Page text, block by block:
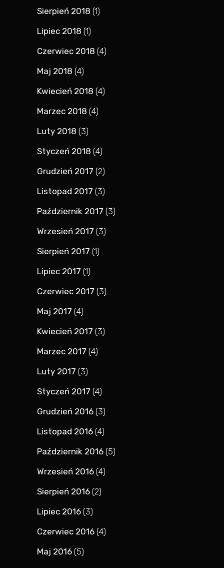
Sierpień 2018 (1)
Lipiec 2018 (1)
Czerwiec 2018 (4)
Maj 2018 (4)
Kwiecień 2018 (4)
Marzec 2018 (4)
Luty 2018 (3)
Styczeń 2018 (4)
Grudzień 2017 (2)
Listopad 2017 (3)
Październik 2017 (3)
Wrzesień 2017 (3)
Sierpień 2017 (1)
Lipiec 2017 (1)
Czerwiec 2017 (3)
Maj 2017 (4)
Kwiecień 2017 (3)
Marzec 2017 (4)
Luty 2017 (3)
Styczeń 2017 (4)
Grudzień 2016 (3)
Listopad 2016 (4)
Październik 2016 (5)
Wrzesień 2016 (4)
Sierpień 2016 (2)
Lipiec 2016 (3)
Czerwiec 2016 (4)
Maj 2016 (5)